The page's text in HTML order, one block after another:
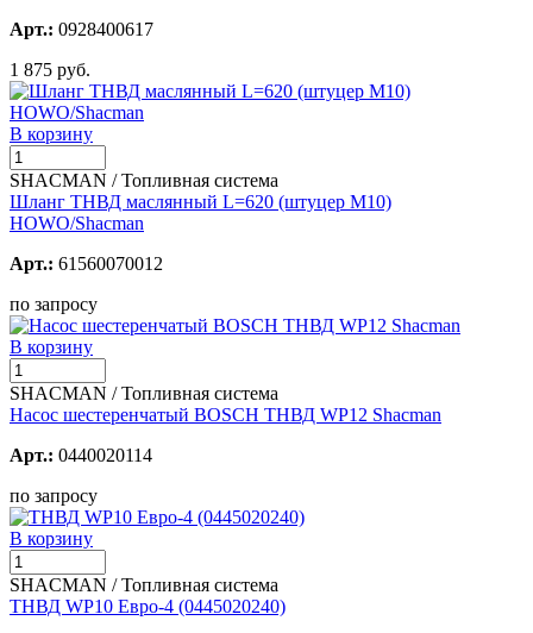
Арт.: 0928400617
1 875 руб.
В корзину
SHACMAN / Топливная система
Шланг ТНВД маслянный L=620 (штуцер М10)
HOWO/Shacman
Арт.: 61560070012
по запросу
В корзину
SHACMAN / Топливная система
Насос шестеренчатый BOSCH ТНВД WP12 Shacman
Арт.: 0440020114
по запросу
В корзину
SHACMAN / Топливная система
ТНВД WP10 Евро-4 (0445020240)